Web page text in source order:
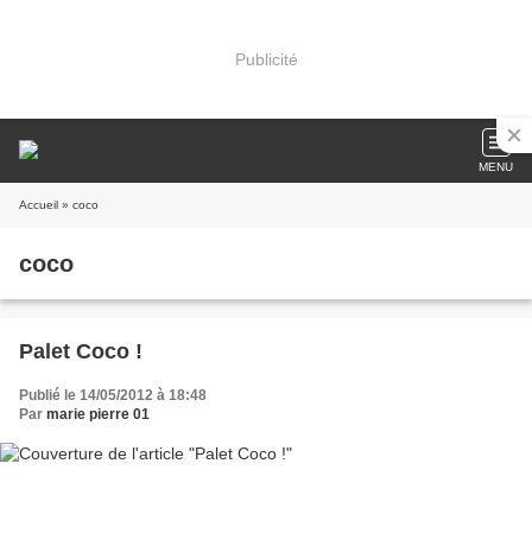
Publicité
MENU
Accueil » coco
coco
Palet Coco !
Publié le 14/05/2012 à 18:48
Par marie pierre 01